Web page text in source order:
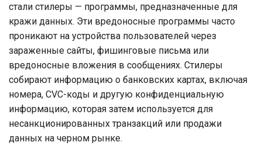
стали стилеры — программы, предназначенные для
кражи данных. Эти вредоносные программы часто
проникают на устройства пользователей через
зараженные сайты, фишинговые письма или
вредоносные вложения в сообщениях. Стилеры
собирают информацию о банковских картах, включая
номера, CVC-коды и другую конфиденциальную
информацию, которая затем используется для
несанкционированных транзакций или продажи
данных на черном рынке.